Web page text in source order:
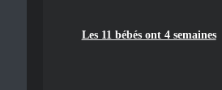
Les 11 bébés ont 4 semaines